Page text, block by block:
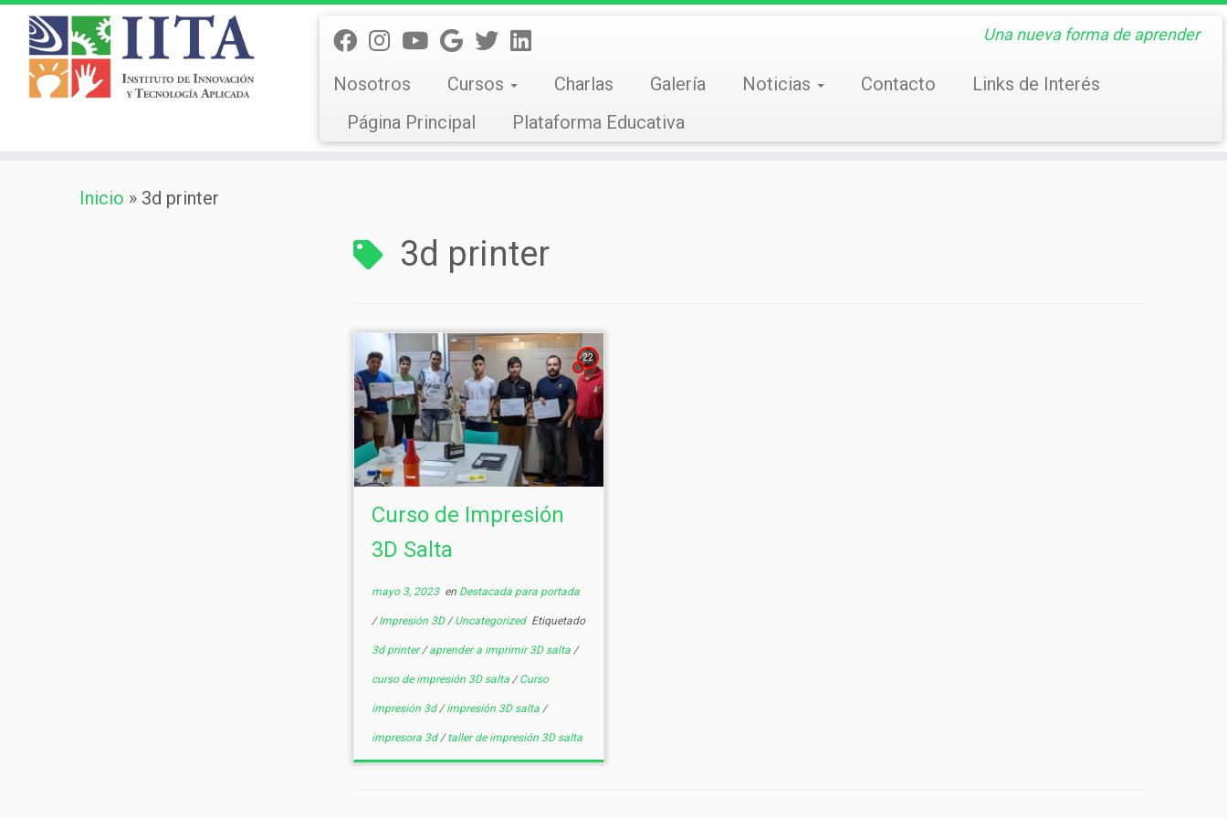
Una nueva forma de aprender
Nosotros Cursos Charlas Galería Noticias Contacto
Links de Interés
Página Principal
Plataforma Educativa
Inicio » 3d printer
3d printer
22
Curso de Impresión
3D Salta
mayo 3, 2023en Destacada para portada
/Impresión 3D/Uncategorized Etiquetado
3d printer/aprender a imprimir 3D salta/
curso de impresión 3D salta/Curso
impresión 3d/impresión 3D salta/
impresora 3d/taller de impresión 3D salta